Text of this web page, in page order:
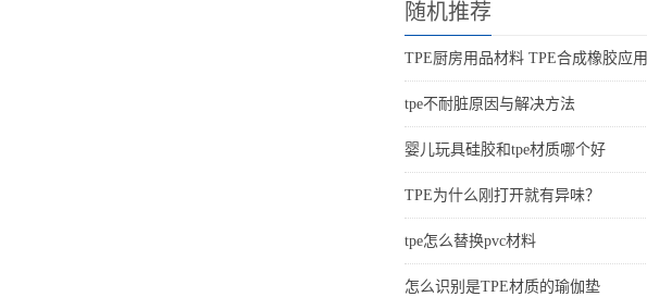
随机推荐
TPE厨房用品材料 TPE合成橡胶应用
tpe不耐脏原因与解决方法
婴儿玩具硅胶和tpe材质哪个好
TPE为什么刚打开就有异味？
tpe怎么替换pvc材料
怎么识别是TPE材质的瑜伽垫